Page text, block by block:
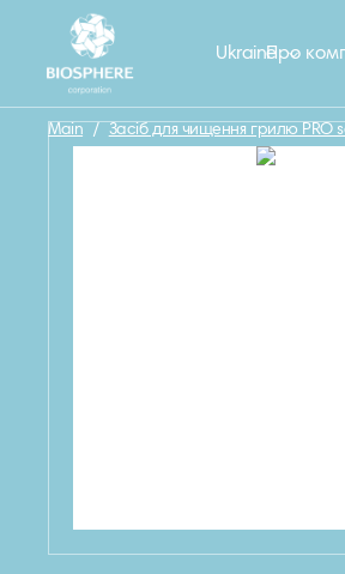
Про
Ukraine
Main / Засіб для чищення грилю PRO
Назад